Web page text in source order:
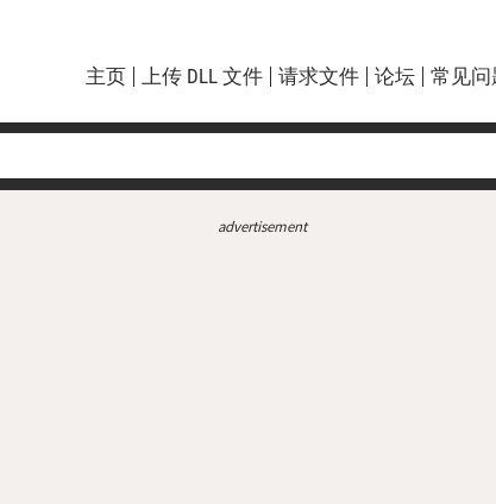
主页 上传 DLL 文件 请求文件 论坛 常见问
advertisement